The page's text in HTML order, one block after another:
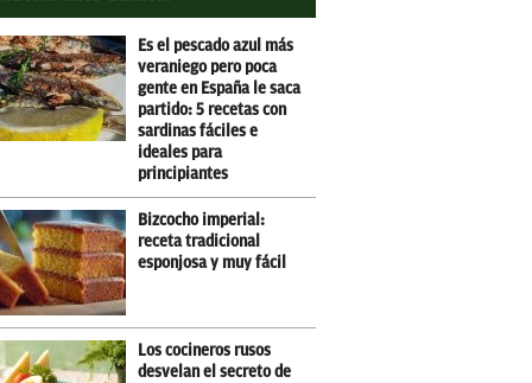
Es el pescado azul más
veraniego pero poca
gente en España le saca
partido: 5 recetas con
sardinas fáciles e
ideales para
principiantes
Bizcocho imperial:
receta tradicional
esponjosa y muy fácil
Los cocineros rusos
desvelan el secreto de